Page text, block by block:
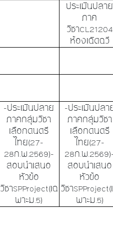
ประเมินปลาย
ภาค
วิชาCL21204
ห้องเฉิดฉวี
-ประเมินปลาย
ภาคกลุ่มวิชา
เลือกดนตรี
ไทย(27-
28ก.พ.2569)-
สอบนำเสนอ
หัวข้อ
วิชาSPProject(เฉ
พาะม.5)
-ประเมินปลา
ภาคกลุ่มวิชา
เลือกดนตรี
ไทย(27-
28ก.พ
สอบนำเสนอ
หัวข้อ
วิชาSPProject(
พาะม.5)